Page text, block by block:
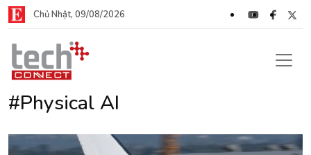
Chủ Nhật, 09/08/2026
#Physical AI